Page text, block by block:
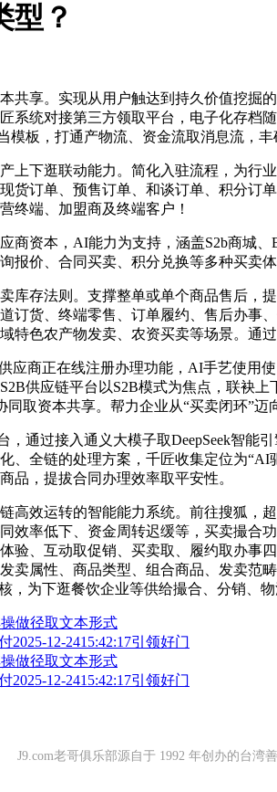
型？
享。实现从用户触达到持久价值挖掘的
系统对接第三方领取平台，电子化存档
模板，打通产物流、资金流取消息流，
下逛联动能力。简化入驻流程，为行业
货订单、预售订单、和谈订单、积分订
终端、加盟商及终端客户！
资本，AI能力为支持，涵盖S2b商城、
报价、合同买卖、积分兑换等多种买卖体
存法则。支撑整单或单个商品售后，提
订货、终端零售、订单履约、售后办事
特色农产物发卖、农资买卖等场景。通
商正在线注册办理功能，AI手艺使用使
供应链平台以S2B模式为焦点，联袂
同取资本共享。帮力企业从“买卖闭环”
通过接入通义大模子取DeepSeek智能
、全链的处理方案，千匠收集定位为
品，提拔合同办理效率取平安性。
效运转的智能能力系统。前往搜狐，超
效率低下、资金周转迟缓等，买卖撮合
验、互动取促销、买卖取、履约取办
卖属性、商品类型、组合商品、发卖范
，为下逛餐饮企业等供给撮合、分销、物
做径取文本形式
2025-12-2415:42:17引领好门
做径取文本形式
2025-12-2415:42:17引领好门
J9.com老哥俱乐部源自于 1992 年创办的台湾